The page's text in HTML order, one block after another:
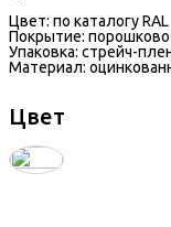
Цвет: по каталогу RAL
Покрытие:
Упаковка: стрейч-
Материал:
Цвет